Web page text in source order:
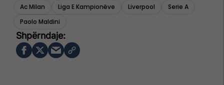
Ac Milan Liga E Kampionëve Liverpool
Serie A
Paolo Maldini